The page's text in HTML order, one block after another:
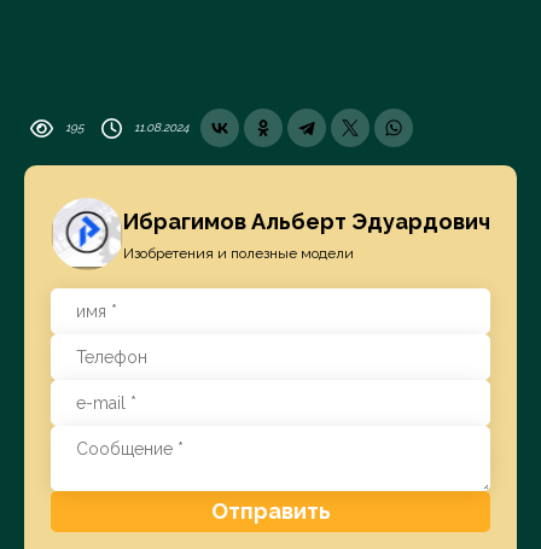
195 11.08.2024
Ибрагимов Альберт Эдуардович
Изобретения и полезные модели
Отправить